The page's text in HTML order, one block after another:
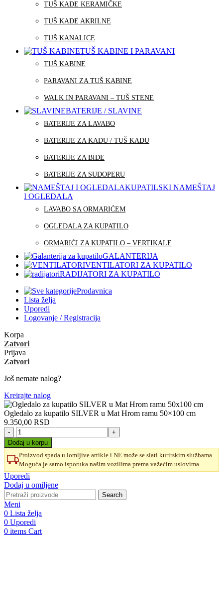
TUŠ KADE KERAMIČKE
TUŠ KADE AKRILNE
TUŠ KANALICE
TUŠ KABINE I PARAVANI
TUŠ KABINE
PARAVANI ZA TUŠ KABINE
WALK IN PARAVANI – TUŠ STENE
BATERIJE / SLAVINE
BATERIJE ZA LAVABO
BATERIJE ZA KADU / TUŠ KADU
BATERIJE ZA BIDE
BATERIJE ZA SUDOPERU
KUPATILSKI NAMEŠTAJ
I OGLEDALA
LAVABO SA ORMARIĆEM
OGLEDALA ZA KUPATILO
ORMARIĆI ZA KUPATILO – VERTIKALE
GALANTERIJA
VENTILATORI ZA KUPATILO
RADIJATORI ZA KUPATILO
Prodavnica
Lista želja
Uporedi
Logovanje / Registracija
Korpa
Zatvori
Prijava
Zatvori
Još nemate nalog?
Kreirajte nalog
Ogledalo za kupatilo SILVER u Mat Hrom ramu 50×100 cm
9.350,00 RSD
Ogledalo
za
kupatilo
SILVER
u
Mat
Hrom
ramu
50x100
cm
količina
Dodaj u korpu
Proizvod spada u lomljive artikle i NE može se slati kurirskim službama.
Moguća je samo isporuka našim vozilima prema važećim uslovima.
Uporedi
Dodaj u omiljene
Search
Meni
0 Lista želja
0 Uporedi
0 items Cart